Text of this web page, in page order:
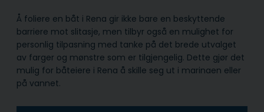
Å foliere en båt i Rena gir ikke bare en beskyttende
barriere mot slitasje, men tilbyr også en mulighet for
personlig tilpasning med tanke på det brede utvalget
av farger og mønstre som er tilgjengelig. Dette gjør det
mulig for båteiere i Rena å skille seg ut i marinaen eller
på vannet.